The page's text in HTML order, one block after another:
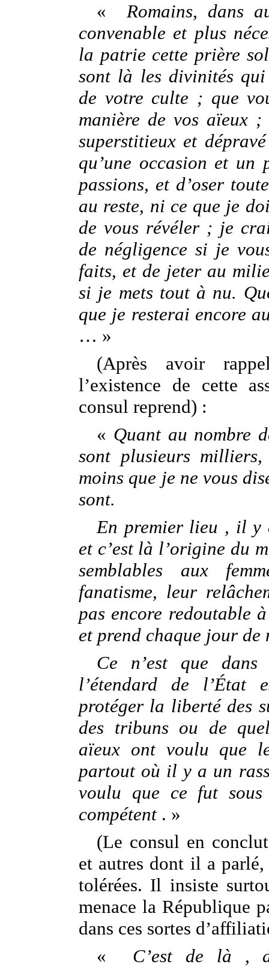
«Romains, dans
convenable et plus
la patrie cette prière
sont là les divinités qui
de votre culte ; que
manière de vos aïeux
superstitieux et
qu’une occasion et un
passions, et d’oser
au reste, ni ce que je
de vous révéler ; je
de négligence si je
faits, et de jeter au
si je mets tout à nu.
que je resterai encore
… »
(Après avoir
l’existence de cette
consul reprend) :
« Quant au nombre
sont plusieurs
moins que je ne vous
sont.
En premier lieu , il y
et c’est là l’origine du
semblables aux
fanatisme, leur
pas encore redoutable
et prend chaque jour de
Ce n’est que dans
l’étendard de l’État
protéger la liberté des
des tribuns ou de
aïeux ont voulu que
partout où il y a un
voulu que ce fut sous
compétent. »
(Le consul en
et autres dont il a
tolérées. Il insiste
menace la République
dans ces sortes
« C’est de là ,